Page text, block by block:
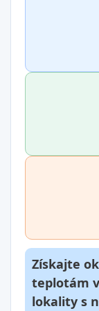
Získajte
teplotám
lokality s